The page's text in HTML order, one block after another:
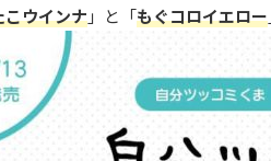
こウインナ」と「もぐコロイエロー